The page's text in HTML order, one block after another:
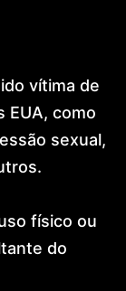
vítima de
EUA, como
sexual,
físico ou
do